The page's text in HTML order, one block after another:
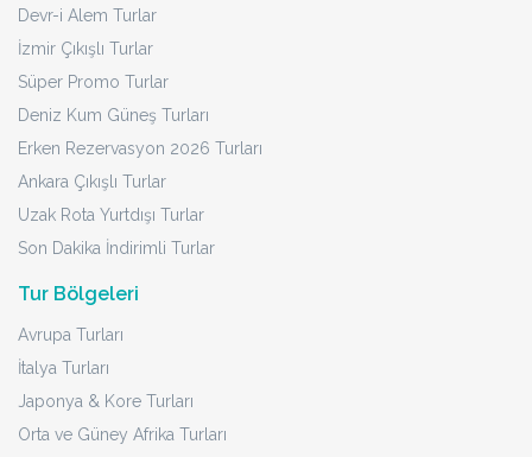
Devr-i Alem Turlar
İzmir Çıkışlı Turlar
Süper Promo Turlar
Deniz Kum Güneş Turları
Erken Rezervasyon 2026 Turları
Ankara Çıkışlı Turlar
Uzak Rota Yurtdışı Turlar
Son Dakika İndirimli Turlar
Tur Bölgeleri
Avrupa Turları
İtalya Turları
Japonya & Kore Turları
Orta ve Güney Afrika Turları